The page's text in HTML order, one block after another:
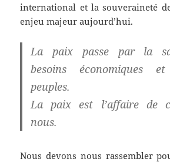
international et la souveraineté
enjeu majeur aujourd’hui.
La paix passe par la
besoins économiques
peuples.
La paix est l’affaire de
nous.
Nous devons nous rassembler